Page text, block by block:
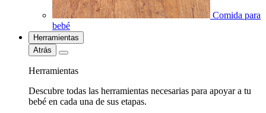
Comida para
bebé
Herramientas
Atrás
Herramientas
Descubre todas las herramientas necesarias para apoyar a tu
bebé en cada una de sus etapas.